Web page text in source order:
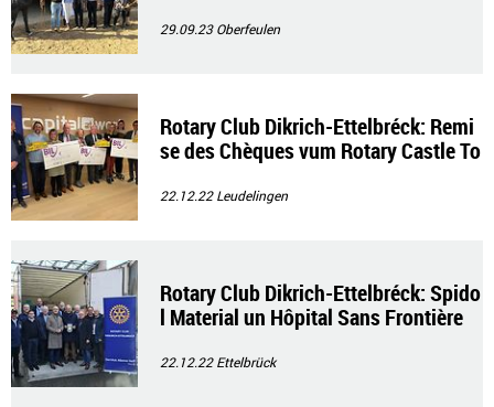
29.09.23Oberfeulen
Rotary Club Dikrich-Ettelbréck: Remi
se des Chèques vum Rotary Castle To
22.12.22Leudelingen
Rotary Club Dikrich-Ettelbréck: Spido
l Material un Hôpital Sans Frontière
22.12.22Ettelbrück